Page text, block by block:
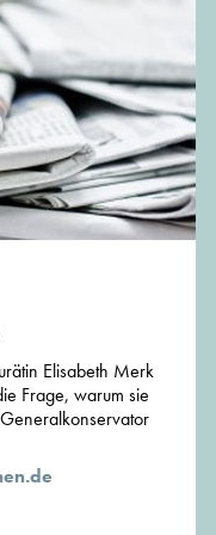
Elisabeth Merk
Frage, warum sie